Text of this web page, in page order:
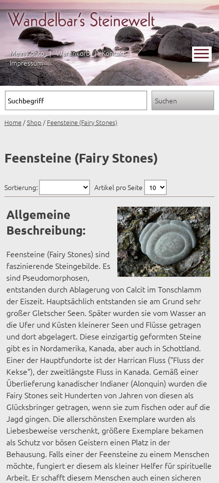
Mein Konto | Warenkorb | Kontakt |
Impressum
Home/Shop / Feensteine (Fairy Stones)
Feensteine (Fairy Stones)
Sortierung: Artikel pro Seite
Allgemeine
Beschreibung:
Feensteine (Fairy Stones) sind
faszinierende Steingebilde. Es
sind Pseudomorphosen,
entstanden durch Ablagerung von Calcit im Tonschlamm
der Eiszeit. Hauptsächlich entstanden sie am Grund sehr
großer Gletscher Seen. Später wurden sie vom Wasser an
die Ufer und Küsten kleinerer Seen und Flüsse getragen
und dort abgelagert. Diese einzigartig geformten Steine
gibt es in Nordamerika, Kanada, aber auch in Schottland.
Einer der Hauptfundorte ist der Harrican Fluss ("Fluss der
Kekse"), der zweitlängste Fluss in Kanada. Gemäß einer
Überlieferung kanadischer Indianer (Alonquin) wurden die
Fairy Stones seit Hunderten von Jahren von diesen als
Glücksbringer getragen, wenn sie zum fischen oder auf die
Jagd gingen. Die allerschönsten Exemplare wurden als
Liebesbeweise verschenkt, größere Exemplare bekamen
als Schutz vor bösen Geistern einen Platz in der
Behausung. Falls einer der Feensteine zu einem Menschen
möchte, fungiert er diesem als kleiner Helfer für spirituelle
Arbeit. Er schafft diesem Menschen auch einen sicheren